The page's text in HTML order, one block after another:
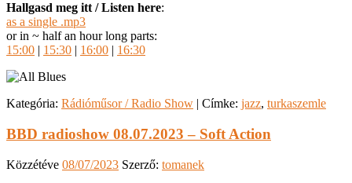
Hallgasd meg itt / Listen here:
as a single .mp3
or in ~ half an hour long parts:
15:00 | 15:30 | 16:00 | 16:30
Kategória: Rádióműsor / Radio Show | Címke: jazz, turkaszemle
BBD radioshow 08.07.2023 – Soft Action
Közzétéve 08/07/2023 Szerző: tomanek